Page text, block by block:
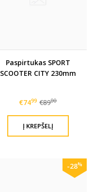
Paspirtukas SPORT
SCOOTER CITY 230mm
€7499 €8900
-28%